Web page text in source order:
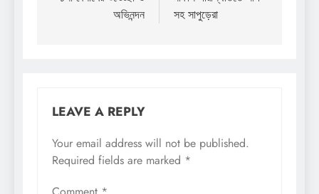
অভিনন্দন
সহ সাপুড়েরা
LEAVE A REPLY
Your email address will not be published.
Required fields are marked *